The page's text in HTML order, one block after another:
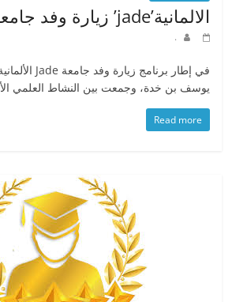
الالمانية’jade’ زيارة وفد جامعة
.
يوسف بن خدة، وجمعت بين النشاط العلمي
Read more